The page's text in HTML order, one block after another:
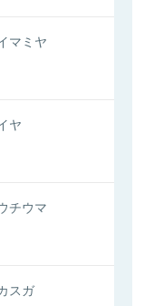
マミヤ
ヤ
チウマ
スガ